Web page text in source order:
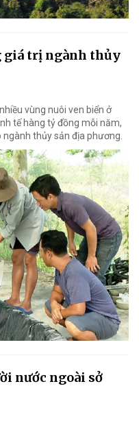
giá trị ngành thủy
vùng nuôi ven biển ở
tế hàng tỷ đồng mỗi năm,
thủy sản địa phương.
nước ngoài sở